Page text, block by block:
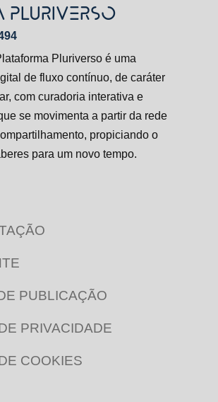
PLURIVERSO
Pluriverso é uma
de fluxo contínuo, de caráter
com curadoria interativa e
se movimenta a partir da rede
propiciando o
para um novo tempo.
PUBLICAÇÃO
PRIVACIDADE
COOKIES